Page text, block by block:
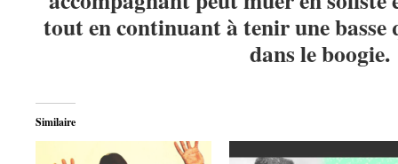
tout en continuant à tenir une basse
dans le boogie.
Similaire